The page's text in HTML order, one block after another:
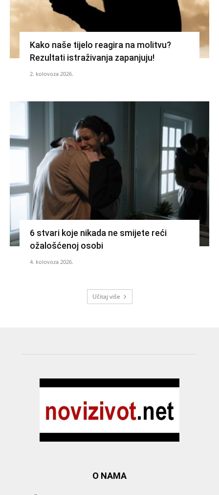
Kako naše tijelo reagira na molitvu?
Rezultati istraživanja zapanjuju!
2. kolovoza 2026.
6 stvari koje nikada ne smijete reći
ožalošćenoj osobi
4. kolovoza 2026.
Učitaj više
O NAMA